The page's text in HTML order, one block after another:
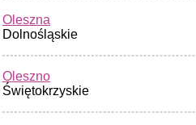
Oleszna
Dolnośląskie
Oleszno
Świętokrzyskie